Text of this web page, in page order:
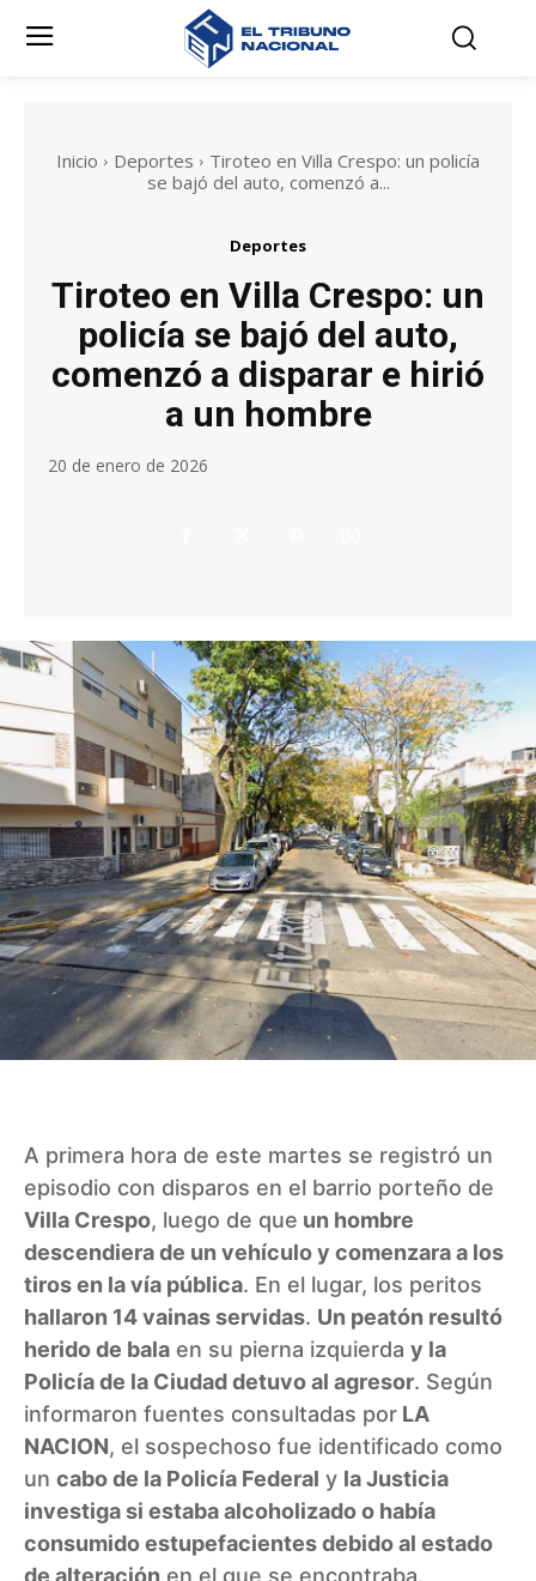
Inicio Deportes
Tiroteo en Villa Crespo: un policía
se bajó del auto, comenzó a...
Deportes
Tiroteo en Villa Crespo: un
policía se bajó del auto,
comenzó a disparar e hirió
a un hombre
20 de enero de 2026
A primera hora de este martes se registró un
episodio con disparos en el barrio porteño de
Villa Crespo, luego de que un hombre
descendiera de un vehículo y comenzara a los
tirosen la vía pública. En el lugar, los peritos
hallaron 14 vainas servidas. Un peatón resultó
herido de bala en su pierna izquierda y la
Policía de la Ciudad detuvo al agresor. Según
informaron fuentes consultadas por LA
NACION, el sospechoso fue identificado como
un cabo de la Policía Federal y la Justicia
investiga si estaba alcoholizado o había
consumido estupefacientes debido al estado
de alteración en el que se encontraba.